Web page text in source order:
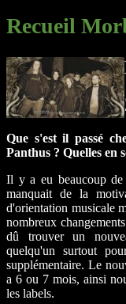
Recueil
Que s'est il passé
Panthus ? Quelles en
Il y a eu beaucoup de
manquait de la
d'orientation musicale
nombreux
dû trouver un
quelqu'un surtout
supplémentaire. Le
a 6 ou 7 mois, ainsi
les labels.